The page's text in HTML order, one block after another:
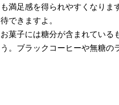
も満足感を得られやすくなりま
待できますよ。
お菓子には糖分が含まれている
う。ブラックコーヒーや無糖の